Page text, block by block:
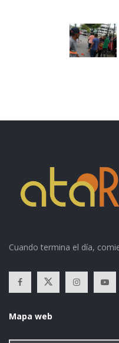
Cuando termina el día,
Mapa web